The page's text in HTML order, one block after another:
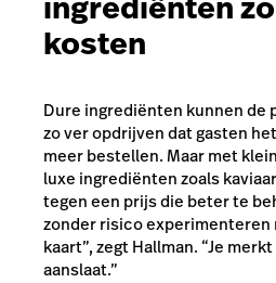
ingrediënten
kosten
Dure ingrediënten kunnen de
zo ver opdrijven dat gasten
meer bestellen. Maar met
luxe ingrediënten zoals
tegen een prijs die beter te
zonder risico experimenteren
kaart”, zegt Hallman. “Je
aanslaat.”